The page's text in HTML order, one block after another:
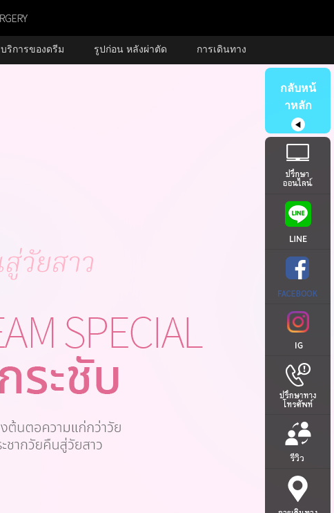
กลับหน้
าหลัก
◀
บริการของดรีม รูปก่อน หลังผ่าตัด การเดินทาง